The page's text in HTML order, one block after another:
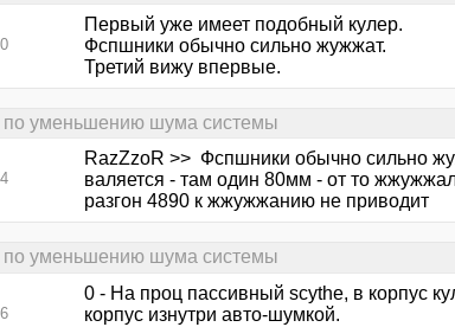
Первый уже имеет подобный кулер.
Фспшники обычно сильно жужжат.
Третий вижу впервые.
по уменьшению шума системы
RazZzoR >> Фспшники обычно сильно
валяется - там один 80мм - от то
разгон 4890 к жжужжанию не приводит
по уменьшению шума системы
0 - На проц пассивный scythe, в корпус
корпус изнутри авто-шумкой.